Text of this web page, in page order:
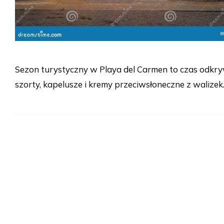
Sezon turystyczny w Playa del Carmen to czas
szorty, kapelusze i kremy przeciwsłoneczne z